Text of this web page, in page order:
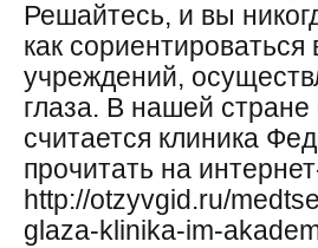
Решайтесь, и вы
как
учреждений,
глаза. В нашей
считается клиника
прочитать на
http://otzyvgid.ru/
glaza-klinika-im-